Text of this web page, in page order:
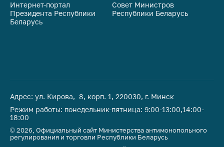
Интернет-портал
Президента Республики
Беларусь
Совет Министров
Республики Беларусь
Адрес: ул. Кирова, 8, корп. 1, 220030, г. Минск
Режим работы: понедельник-пятница: 9:00-13:00,14:00-
18:00
© 2026, Официальный сайт Министерства антимонопольного
регулирования и торговли Республики Беларусь